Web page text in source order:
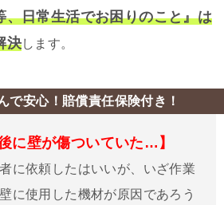
、日常生活でお困りのこと』は
決します。
で安心！賠償責任保険付き！
に壁が傷ついていた…】
に依頼したはいいが、いざ作業
に使用した機材が原因であろう